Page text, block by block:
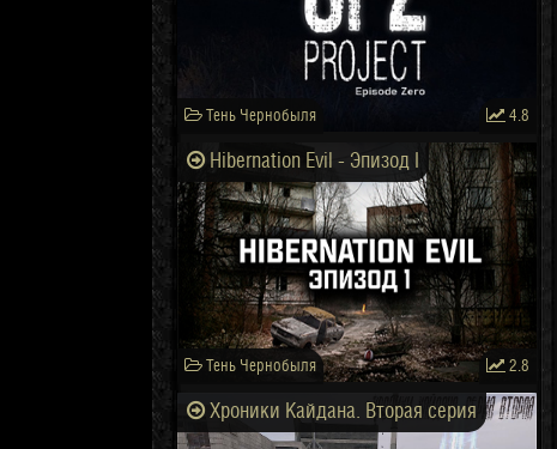
Тень Чернобыля 4.8
Hibernation Evil - Эпизод I
Тень Чернобыля 2.8
Хроники Кайдана. Вторая серия